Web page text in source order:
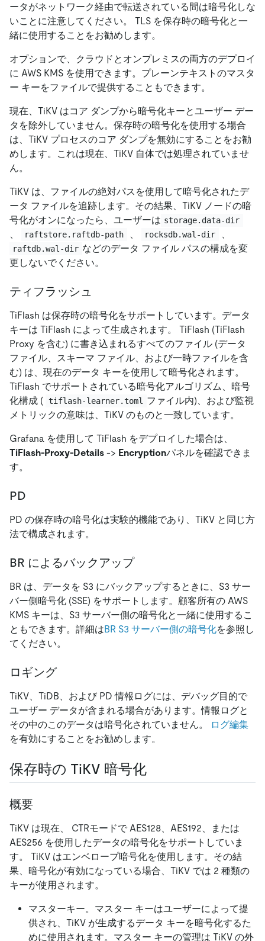
ータがネットワーク経由で転送されている間は暗号化しな
いことに注意してください。 TLS を保存時の暗号化と一
緒に使用することをお勧めします。
オプションで、クラウドとオンプレミスの両方のデプロイ
に AWS KMS を使用できます。プレーンテキストのマスタ
ー キーをファイルで提供することもできます。
現在、TiKV はコア ダンプから暗号化キーとユーザー デー
タを除外していません。保存時の暗号化を使用する場合
は、TiKV プロセスのコア ダンプを無効にすることをお勧
めします。これは現在、TiKV 自体では処理されていませ
ん。
TiKV は、ファイルの絶対パスを使用して暗号化されたデ
ータ ファイルを追跡します。その結果、TiKV ノードの暗
号化がオンになったら、ユーザーは storage.data-dir
raftstore.raftdb-path rocksdb.wal-dir
raftdb.wal-dir などのデータ ファイル パスの構成を変
更しないでください。
ティフラッシュ
TiFlash は保存時の暗号化をサポートしています。データ
キーは TiFlash によって生成されます。 TiFlash (TiFlash
Proxy を含む) に書き込まれるすべてのファイル (データ
ファイル、スキーマ ファイル、および一時ファイルを含
む) は、現在のデータ キーを使用して暗号化されます。
TiFlash でサポートされている暗号化アルゴリズム、暗号
化構成 ( tiflash-learner.toml
ファイル内)、および監視
メトリックの意味は、TiKV のものと一致しています。
Grafana を使用して TiFlash をデプロイした場合は、
TiFlash-Proxy-Details -> Encryptionパネルを確認できま
す。
PD
PD の保存時の暗号化は実験的機能であり、TiKV と同じ方
法で構成されます。
BR によるバックアップ
BR は、データを S3 にバックアップするときに、S3 サー
バー側暗号化 (SSE) をサポートします。顧客所有の AWS
KMS キーは、S3 サーバー側の暗号化と一緒に使用するこ
ともできます。詳細はBR S3 サーバー側の暗号化を参照し
てください。
ロギング
TiKV、TiDB、および PD 情報ログには、デバッグ目的で
ユーザー データが含まれる場合があります。情報ログと
その中のこのデータは暗号化されていません。
ログ編集
を有効にすることをお勧めします。
保存時の TiKV 暗号化
概要
TiKV は現在、 CTRモードで AES128、AES192、または
AES256 を使用したデータの暗号化をサポートしていま
す。 TiKV はエンベロープ暗号化を使用します。その結
果、暗号化が有効になっている場合、TiKV では 2 種類の
キーが使用されます。
マスターキー。マスター キーはユーザーによって提
供され、TiKV が生成するデータ キーを暗号化するた
めに使用されます。マスター キーの管理は TiKV の外